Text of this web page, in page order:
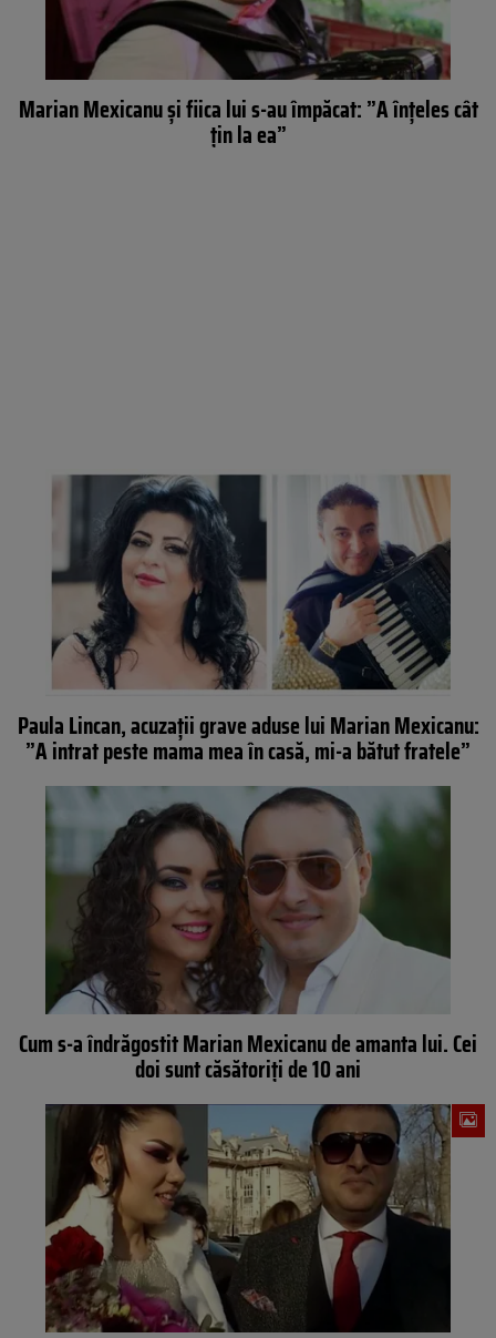
Marian Mexicanu și fiica lui s-au împăcat: ”A înțeles cât
țin la ea”
Paula Lincan, acuzații grave aduse lui Marian Mexicanu:
”A intrat peste mama mea în casă, mi-a bătut fratele”
Cum s-a îndrăgostit Marian Mexicanu de amanta lui. Cei
doi sunt căsătoriți de 10 ani